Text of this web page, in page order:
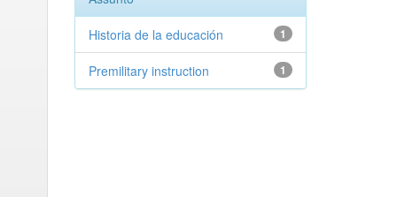
1
Historia de la educación
1
Premilitary instruction